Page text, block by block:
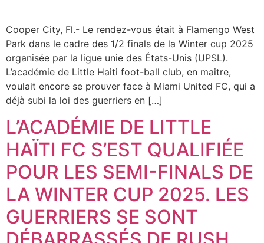
Cooper City, Fl.- Le rendez-vous était à Flamengo West
Park dans le cadre des 1/2 finals de la Winter cup 2025
organisée par la ligue unie des États-Unis (UPSL).
L’académie de Little Haiti foot-ball club, en maitre,
voulait encore se prouver face à Miami United FC, qui a
déjà subi la loi des guerriers en […]
L’ACADÉMIE DE LITTLE
HAÏTI FC S’EST QUALIFIÉE
POUR LES SEMI-FINALS DE
LA WINTER CUP 2025. LES
GUERRIERS SE SONT